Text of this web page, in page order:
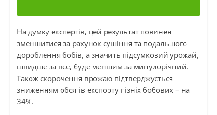
На думку експертів, цей результат повинен
зменшитися за рахунок сушіння та подальшого
дороблення бобів, а значить підсумковий урожай,
швидше за все, буде меншим за минулорічний.
Також скорочення врожаю підтверджується
зниженням обсягів експорту пізніх бобових – на
34%.